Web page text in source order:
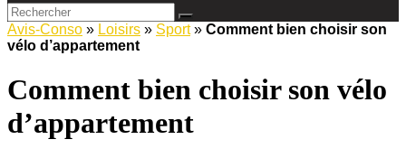
Avis-Conso » Loisirs » Sport» Comment bien choisir son
vélo d’appartement
Comment bien choisir son vélo
d’appartement